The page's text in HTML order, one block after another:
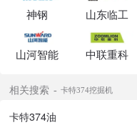
神钢 山东临工
山河智能 中联重科
相关搜索 卡特374挖掘机
卡特374油